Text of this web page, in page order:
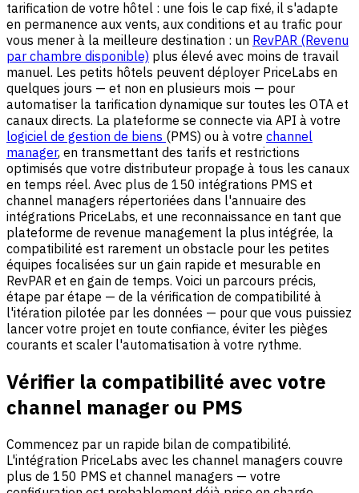
tarification de votre hôtel : une fois le cap fixé, il s'adapte
en permanence aux vents, aux conditions et au trafic pour
vous mener à la meilleure destination : un RevPAR (Revenu
par chambre disponible) plus élevé avec moins de travail
manuel. Les petits hôtels peuvent déployer PriceLabs en
quelques jours — et non en plusieurs mois — pour
automatiser la tarification dynamique sur toutes les OTA et
canaux directs. La plateforme se connecte via API à votre
logiciel de gestion de biens (PMS) ou à votre channel
manager, en transmettant des tarifs et restrictions
optimisés que votre distributeur propage à tous les canaux
en temps réel. Avec plus de 150 intégrations PMS et
channel managers répertoriées dans l'annuaire des
intégrations PriceLabs, et une reconnaissance en tant que
plateforme de revenue management la plus intégrée, la
compatibilité est rarement un obstacle pour les petites
équipes focalisées sur un gain rapide et mesurable en
RevPAR et en gain de temps. Voici un parcours précis,
étape par étape — de la vérification de compatibilité à
l'itération pilotée par les données — pour que vous puissiez
lancer votre projet en toute confiance, éviter les pièges
courants et scaler l'automatisation à votre rythme.
Vérifier la compatibilité avec votre
channel manager ou PMS
Commencez par un rapide bilan de compatibilité.
L'intégration PriceLabs avec les channel managers couvre
plus de 150 PMS et channel managers — votre